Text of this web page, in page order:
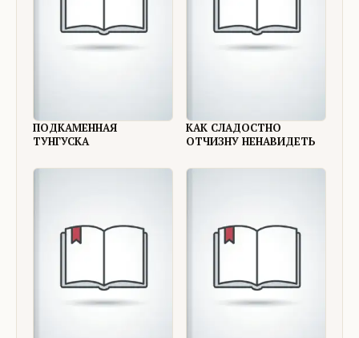
ПОДКАМЕННАЯ
ТУНГУСКА
КАК СЛАДОСТНО
ОТЧИЗНУ НЕНАВИДЕТЬ